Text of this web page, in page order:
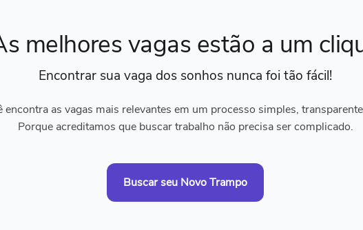
melhores vagas estão a um
Encontrar sua vaga dos sonhos nunca foi tão fácil!
encontra as vagas mais relevantes em um processo simples,
Porque acreditamos que buscar trabalho não precisa ser complicado.
Buscar seu Novo Trampo